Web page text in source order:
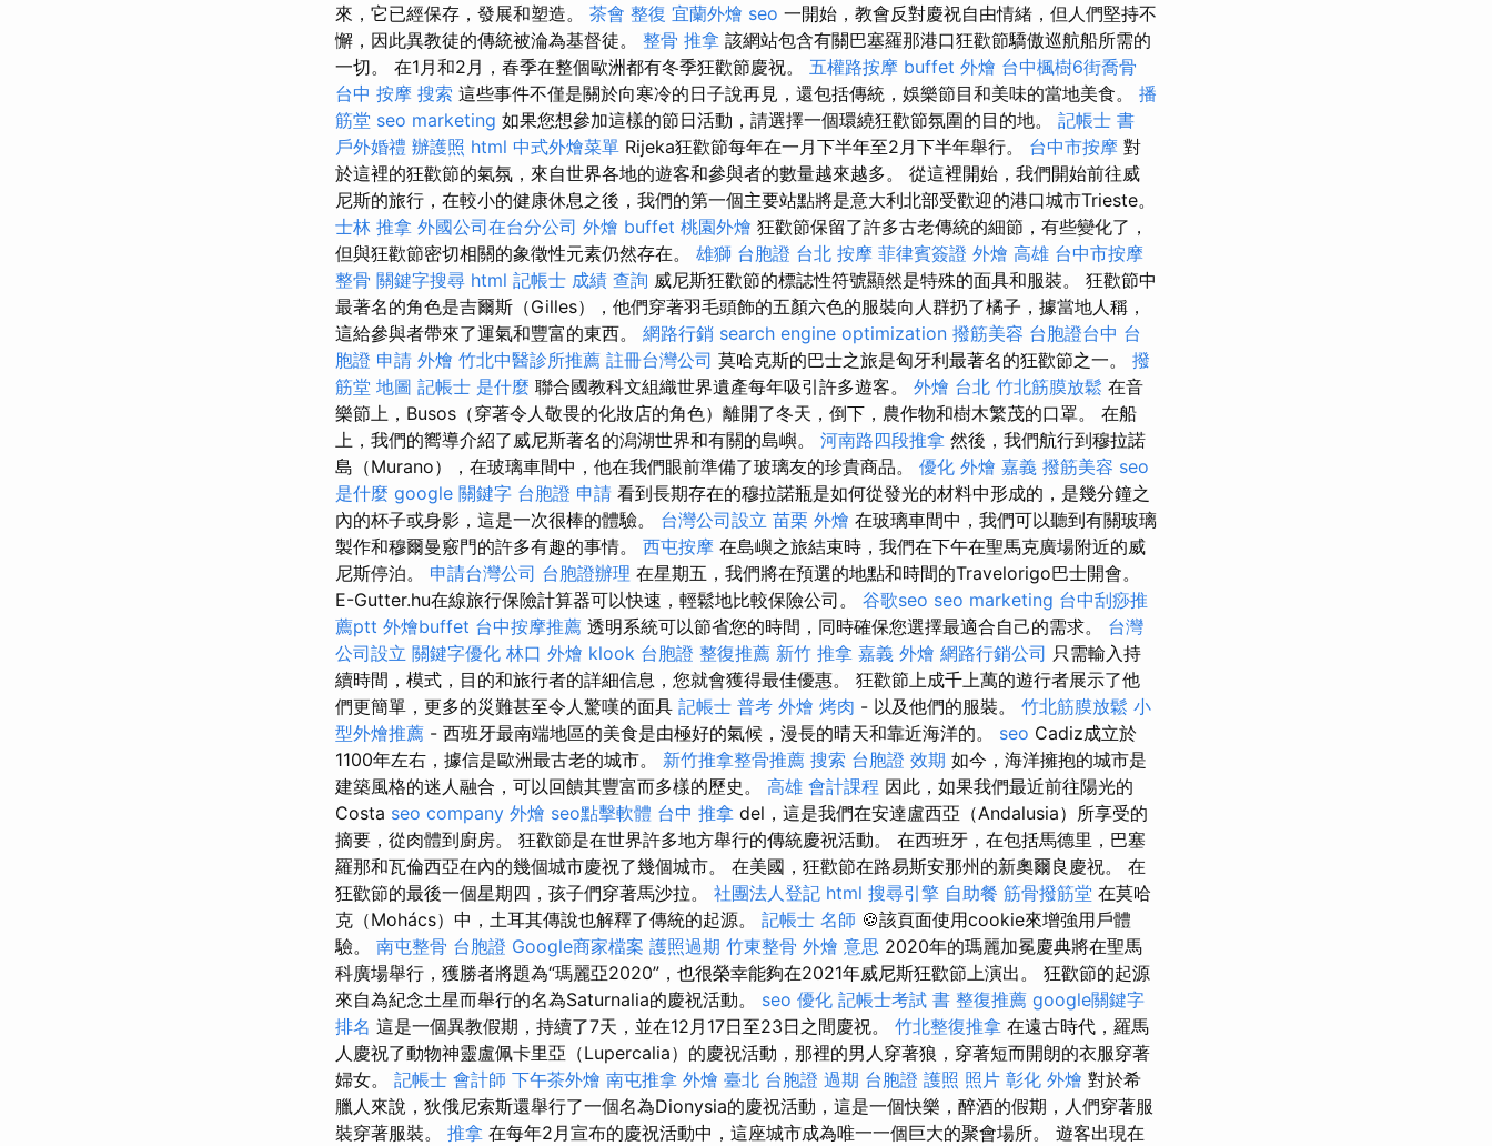
來，它已經保存，發展和塑造。 茶會 整復 宜蘭外燴 seo 一開始，教會反對慶祝自由情緒，但人們堅持不
懈，因此異教徒的傳統被淪為基督徒。 整骨 推拿 該網站包含有關巴塞羅那港口狂歡節驕傲巡航船所需的
一切。 在1月和2月，春季在整個歐洲都有冬季狂歡節慶祝。 五權路按摩 buffet 外燴 台中楓樹6街喬骨
台中 按摩 搜索 這些事件不僅是關於向寒冷的日子說再見，還包括傳統，娛樂節目和美味的當地美食。 播
筋堂 seo marketing 如果您想參加這樣的節日活動，請選擇一個環繞狂歡節氛圍的目的地。 記帳士 書
戶外婚禮 辦護照 html 中式外燴菜單 Rijeka狂歡節每年在一月下半年至2月下半年舉行。 台中市按摩 對
於這裡的狂歡節的氣氛，來自世界各地的遊客和參與者的數量越來越多。 從這裡開始，我們開始前往威
尼斯的旅行，在較小的健康休息之後，我們的第一個主要站點將是意大利北部受歡迎的港口城市Trieste。
士林 推拿 外國公司在台分公司 外燴 buffet 桃園外燴 狂歡節保留了許多古老傳統的細節，有些變化了，
但與狂歡節密切相關的象徵性元素仍然存在。 雄獅 台胞證 台北 按摩 菲律賓簽證 外燴 高雄 台中市按摩
整骨 關鍵字搜尋 html 記帳士 成績 查詢 威尼斯狂歡節的標誌性符號顯然是特殊的面具和服裝。 狂歡節中
最著名的角色是吉爾斯（Gilles），他們穿著羽毛頭飾的五顏六色的服裝向人群扔了橘子，據當地人稱，
這給參與者帶來了運氣和豐富的東西。 網路行銷 search engine optimization 撥筋美容 台胞證台中 台
胞證 申請 外燴 竹北中醫診所推薦 註冊台灣公司 莫哈克斯的巴士之旅是匈牙利最著名的狂歡節之一。 撥
筋堂 地圖 記帳士 是什麼 聯合國教科文組織世界遺產每年吸引許多遊客。 外燴 台北 竹北筋膜放鬆 在音
樂節上，Busos（穿著令人敬畏的化妝店的角色）離開了冬天，倒下，農作物和樹木繁茂的口罩。 在船
上，我們的嚮導介紹了威尼斯著名的潟湖世界和有關的島嶼。 河南路四段推拿 然後，我們航行到穆拉諾
島（Murano），在玻璃車間中，他在我們眼前準備了玻璃友的珍貴商品。 優化 外燴 嘉義 撥筋美容 seo
是什麼 google 關鍵字 台胞證 申請 看到長期存在的穆拉諾瓶是如何從發光的材料中形成的，是幾分鐘之
內的杯子或身影，這是一次很棒的體驗。 台灣公司設立 苗栗 外燴 在玻璃車間中，我們可以聽到有關玻璃
製作和穆爾曼竅門的許多有趣的事情。 西屯按摩 在島嶼之旅結束時，我們在下午在聖馬克廣場附近的威
尼斯停泊。 申請台灣公司 台胞證辦理 在星期五，我們將在預選的地點和時間的Travelorigo巴士開會。
E-Gutter.hu在線旅行保險計算器可以快速，輕鬆地比較保險公司。 谷歌seo seo marketing 台中刮痧推
薦ptt 外燴buffet 台中按摩推薦 透明系統可以節省您的時間，同時確保您選擇最適合自己的需求。 台灣
公司設立 關鍵字優化 林口 外燴 klook 台胞證 整復推薦 新竹 推拿 嘉義 外燴 網路行銷公司 只需輸入持
續時間，模式，目的和旅行者的詳細信息，您就會獲得最佳優惠。 狂歡節上成千上萬的遊行者展示了他
們更簡單，更多的災難甚至令人驚嘆的面具 記帳士 普考 外燴 烤肉 - 以及他們的服裝。 竹北筋膜放鬆 小
型外燴推薦 - 西班牙最南端地區的美食是由極好的氣候，漫長的晴天和靠近海洋的。 seo Cadiz成立於
1100年左右，據信是歐洲最古老的城市。 新竹推拿整骨推薦 搜索 台胞證 效期 如今，海洋擁抱的城市是
建築風格的迷人融合，可以回饋其豐富而多樣的歷史。 高雄 會計課程 因此，如果我們最近前往陽光的
Costa seo company 外燴 seo點擊軟體 台中 推拿 del，這是我們在安達盧西亞（Andalusia）所享受的
摘要，從肉體到廚房。 狂歡節是在世界許多地方舉行的傳統慶祝活動。 在西班牙，在包括馬德里，巴塞
羅那和瓦倫西亞在內的幾個城市慶祝了幾個城市。 在美國，狂歡節在路易斯安那州的新奧爾良慶祝。 在
狂歡節的最後一個星期四，孩子們穿著馬沙拉。 社團法人登記 html 搜尋引擎 自助餐 筋骨撥筋堂 在莫哈
克（Mohács）中，土耳其傳說也解釋了傳統的起源。 記帳士 名師 🍪該頁面使用cookie來增強用戶體
驗。 南屯整骨 台胞證 Google商家檔案 護照過期 竹東整骨 外燴 意思 2020年的瑪麗加冕慶典將在聖馬
科廣場舉行，獲勝者將題為“瑪麗亞2020”，也很榮幸能夠在2021年威尼斯狂歡節上演出。 狂歡節的起源
來自為紀念土星而舉行的名為Saturnalia的慶祝活動。 seo 優化 記帳士考試 書 整復推薦 google關鍵字
排名 這是一個異教假期，持續了7天，並在12月17日至23日之間慶祝。 竹北整復推拿 在遠古時代，羅馬
人慶祝了動物神靈盧佩卡里亞（Lupercalia）的慶祝活動，那裡的男人穿著狼，穿著短而開朗的衣服穿著
婦女。 記帳士 會計師 下午茶外燴 南屯推拿 外燴 臺北 台胞證 過期 台胞證 護照 照片 彰化 外燴 對於希
臘人來說，狄俄尼索斯還舉行了一個名為Dionysia的慶祝活動，這是一個快樂，醉酒的假期，人們穿著服
裝穿著服裝。 推拿 在每年2月宣布的慶祝活動中，這座城市成為唯一一個巨大的聚會場所。 遊客出現在